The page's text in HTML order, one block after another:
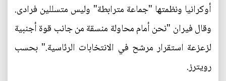
أوكرانيا ونظمتها "جماعة مترابطة" وليس متسللين فرادى.
وقال فيران "نحن أمام محاولة منسقة من جانب قوة أجنبية
لزعزعة استقرار مرشح في الانتخابات الرئاسية." بحسب
رويترز.